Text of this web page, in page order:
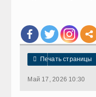
 Печать страницы
Май 17, 2026 10:30